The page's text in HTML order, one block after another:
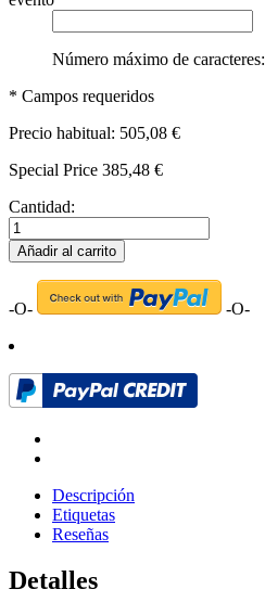
Número máximo de caracteres:
* Campos requeridos
Precio habitual: 505,08 €
Special Price 385,48 €
Cantidad:
Añadir al carrito
-O- -O-
Descripción
Etiquetas
Reseñas
Detalles